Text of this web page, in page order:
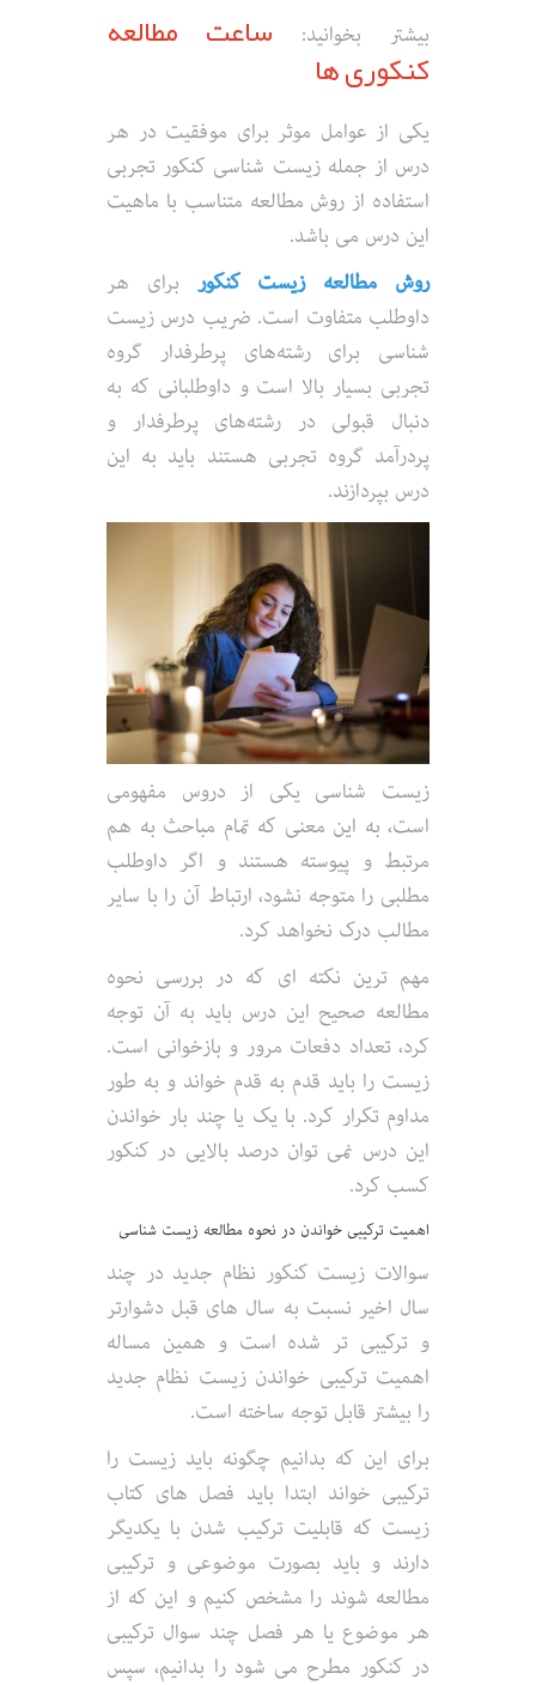
بیشتر بخوانید: ساعت مطالعه
کنکوری ها
یکی از عوامل موثر برای موفقیت در هر
درس از جمله زیست شناسی کنکور تجربی
استفاده از روش مطالعه متناسب با ماهیت
این درس می باشد.
روش مطالعه زیست کنکور برای هر
داوطلب متفاوت است. ضریب درس زیست
شناسی برای رشته‌های پرطرفدار گروه
تجربی بسیار بالا است و داوطلبانی که به
دنبال قبولی در رشته‌های پرطرفدار و
پردرآمد گروه تجربی هستند باید به این
درس بپردازند.
زیست شناسی یکی از دروس مفهومی
است، به این معنی که تمام مباحث به هم
مرتبط و پیوسته هستند و اگر داوطلب
مطلبی را متوجه نشود، ارتباط آن را با سایر
مطالب درک نخواهد کرد.
مهم ترین نکته ای که در بررسی نحوه
مطالعه صحیح این درس باید به آن توجه
کرد، تعداد دفعات مرور و بازخوانی است.
زیست را باید قدم به قدم خواند و به طور
مداوم تکرار کرد. با یک یا چند بار خواندن
این درس نمی توان درصد بالایی در کنکور
کسب کرد.
اهمیت ترکیبی خواندن در نحوه مطالعه زیست شناسی
سوالات زیست کنکور نظام جدید در چند
سال اخیر نسبت به سال های قبل دشوارتر
و ترکیبی تر شده است و همین مساله
اهمیت ترکیبی خواندن زیست نظام جدید
را بیشتر قابل توجه ساخته است.
برای این که بدانیم چگونه باید زیست را
ترکیبی خواند ابتدا باید فصل های کتاب
زیست که قابلیت ترکیب شدن با یکدیگر
دارند و باید بصورت موضوعی و ترکیبی
مطالعه شوند را مشخص کنیم و این که از
هر موضوع یا هر فصل چند سوال ترکیبی
در کنکور مطرح می شود را بدانیم، سپس